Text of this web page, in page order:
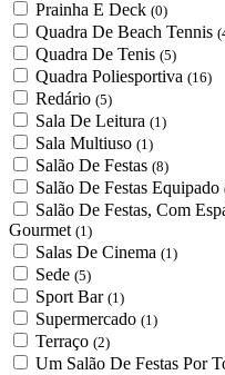
Prainha E Deck (0)
Quadra De Beach Tennis
Quadra De Tenis (5)
Quadra Poliesportiva (16)
Redário (5)
Sala De Leitura (1)
Sala Multiuso (1)
Salão De Festas (8)
Salão De Festas Equipado
Salão De Festas, Com
Gourmet (1)
Salas De Cinema (1)
Sede (5)
Sport Bar (1)
Supermercado (1)
Terraço (2)
Um Salão De Festas Por